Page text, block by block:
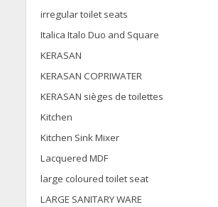
irregular toilet seats
Italica Italo Duo and Square
KERASAN
KERASAN COPRIWATER
KERASAN sièges de toilettes
Kitchen
Kitchen Sink Mixer
Lacquered MDF
large coloured toilet seat
LARGE SANITARY WARE